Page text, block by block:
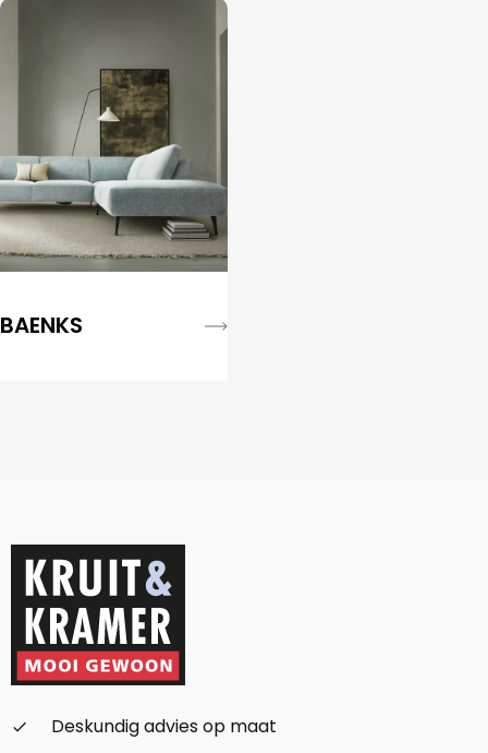
BAENKS
check_small
Deskundig advies op maat